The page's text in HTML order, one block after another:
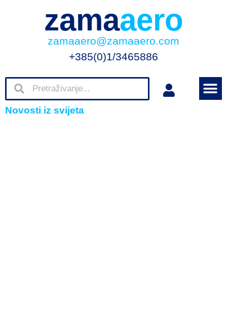
zamaaero
zamaaero@zamaaero.com
+385(0)1/3465886
Novosti iz svijeta